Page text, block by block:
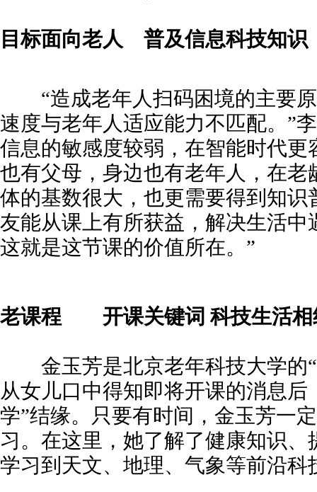
目标面向老人 普及信息科技知识
“造成老年人扫码困境的主要原
速度与老年人适应能力不匹配。”
信息的敏感度较弱，在智能时代更
也有父母，身边也有老年人，在老
体的基数很大，也更需要得到知识
友能从课上有所获益，解决生活中
这就是这节课的价值所在。”
老课程 开课关键词 科技生活相
金玉芳是北京老年科技大学的“
从女儿口中得知即将开课的消息后
学”结缘。只要有时间，金玉芳一
习。在这里，她了解了健康知识、
学习到天文、地理、气象等前沿科